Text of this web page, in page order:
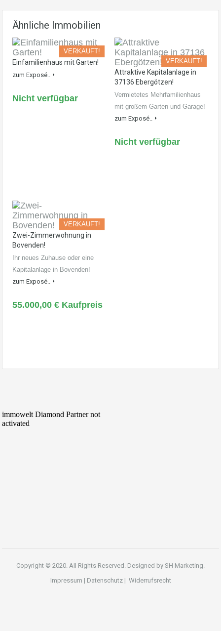
Ähnliche Immobilien
VERKAUFT!
Einfamilienhaus mit Garten!
zum Exposé..
Nicht verfügbar
VERKAUFT!
Attraktive Kapitalanlage in
37136 Ebergötzen!
Vermietetes Mehrfamilienhaus
mit großem Garten und Garage!
zum Exposé..
Nicht verfügbar
VERKAUFT!
Zwei-Zimmerwohnung in
Bovenden!
Ihr neues Zuhause oder eine
Kapitalanlage in Bovenden!
zum Exposé..
55.000,00 € Kaufpreis
Copyright © 2020. All Rights Reserved. Designed by SH Marketing.
Impressum | Datenschutz| Widerrufsrecht